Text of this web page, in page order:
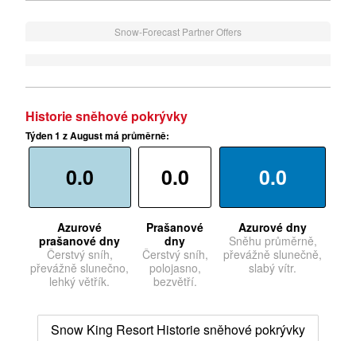
Snow-Forecast Partner Offers
Historie sněhové pokrývky
Týden 1 z August má průměrně:
0.0
Azurové
prašanové dny
Čerstvý sníh,
převážně slunečno,
lehký větřík.
0.0
Prašanové
dny
Čerstvý sníh,
polojasno,
bezvětří.
0.0
Azurové dny
Sněhu průměrně,
převážně slunečně,
slabý vítr.
Snow King Resort Historie sněhové pokrývky